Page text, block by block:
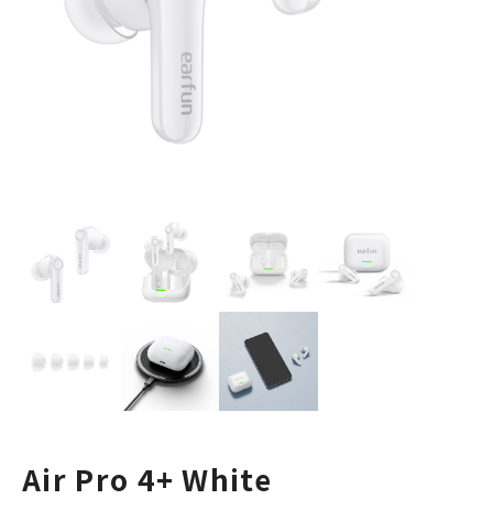
Air Pro 4+ White